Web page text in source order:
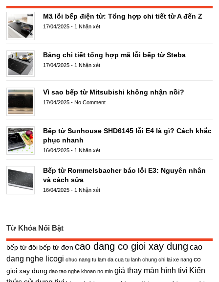
Mã lỗi bếp điện từ: Tổng hợp chi tiết từ A đến Z
17/04/2025 - 1 Nhận xét
Bảng chi tiết tổng hợp mã lỗi bếp từ Steba
17/04/2025 - 1 Nhận xét
Vì sao bếp từ Mitsubishi không nhận nồi?
17/04/2025 -No Comment
Bếp từ Sunhouse SHD6145 lỗi E4 là gì? Cách khắc
phục nhanh
16/04/2025 - 1 Nhận xét
Bếp từ Rommelsbacher báo lỗi E3: Nguyên nhân
và cách sửa
16/04/2025 - 1 Nhận xét
Từ Khóa Nổi Bật
bếp từ đôi bếp từ đơn cao dang co gioi xay dung cao
dang nghe licogi chuc nang tu lam da cua tu lanh chung chi lai xe nang co
gioi xay dung dao tao nghe khoan no min giá thay màn hình tivi Kiến